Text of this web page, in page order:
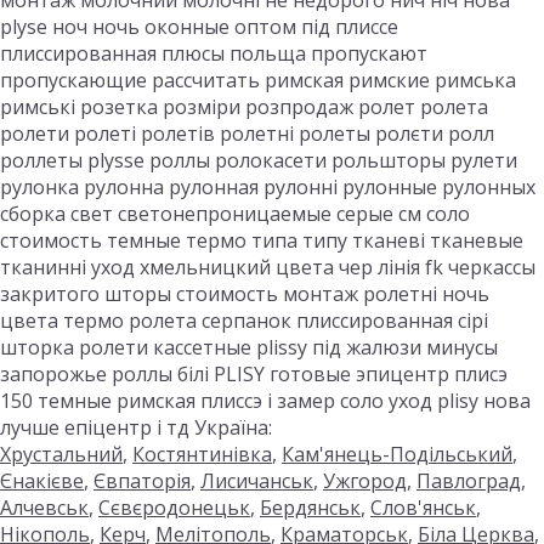
plyse ноч ночь оконные оптом під плиссе
плиссированная плюсы польща пропускают
пропускающие рассчитать римская римские римська
римські розетка розміри розпродаж ролет ролета
ролети ролеті ролетів ролетні ролеты ролєти ролл
роллеты plysse роллы ролокасети рольшторы рулети
рулонка рулонна рулонная рулонні рулонные рулонных
сборка свет светонепроницаемые серые см соло
стоимость темные термо типа типу тканеві тканевые
тканинні уход хмельницкий цвета чер лінія fk черкассы
закритого шторы стоимость монтаж ролетні ночь
цвета термо ролета серпанок плиссированная сірі
шторка ролети кассетные plissy під жалюзи минусы
запорожье роллы білі PLISY готовые эпицентр плисэ
150 темные римская плиссэ і замер соло уход plisy нова
лучше епіцентр і тд Україна:
Хрустальний, Костянтинівка, Кам'янець-Подільський,
Єнакієве, Євпаторія, Лисичанськ, Ужгород, Павлоград,
Алчевськ, Сєвєродонецьк, Бердянськ, Слов'янськ,
Нікополь, Керч, Мелітополь, Краматорськ, Біла Церква,